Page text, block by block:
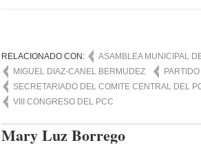
RELACIONADO CON:
ASAMBLEA MUNICIPAL
MIGUEL DIAZ-CANEL BERMUDEZ
SECRETARIADO DEL COMITE CENTRAL DEL
VIII CONGRESO DEL PCC
Mary Luz Borrego